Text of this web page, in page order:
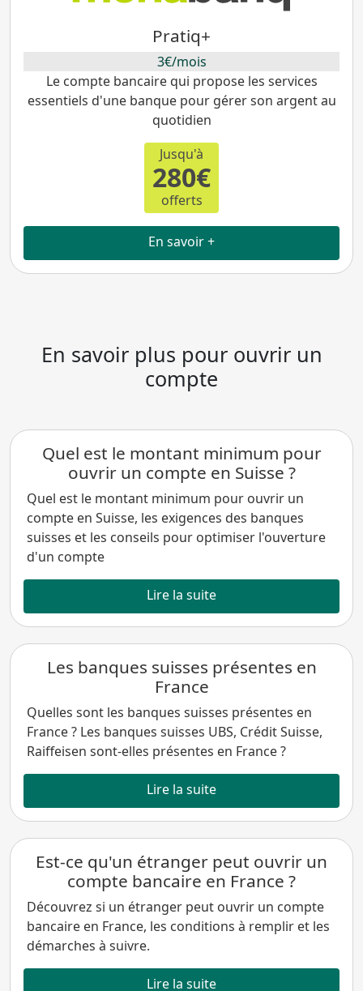
Pratiq+
3€/mois
Le compte bancaire qui propose les services
essentiels d'une banque pour gérer son argent au
quotidien
Jusqu'à
280€
offerts
En savoir +
En savoir plus pour ouvrir un
compte
Quel est le montant minimum pour
ouvrir un compte en Suisse ?
Quel est le montant minimum pour ouvrir un
compte en Suisse, les exigences des banques
suisses et les conseils pour optimiser l'ouverture
d'un compte
Lire la suite
Les banques suisses présentes en
France
Quelles sont les banques suisses présentes en
France ? Les banques suisses UBS, Crédit Suisse,
Raiffeisen sont-elles présentes en France ?
Lire la suite
Est-ce qu'un étranger peut ouvrir un
compte bancaire en France ?
Découvrez si un étranger peut ouvrir un compte
bancaire en France, les conditions à remplir et les
démarches à suivre.
Lire la suite